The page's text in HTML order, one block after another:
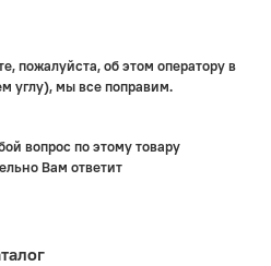
пожалуйста, об этом оператору в
углу), мы все поправим.
вопрос по этому товару
Вам ответит